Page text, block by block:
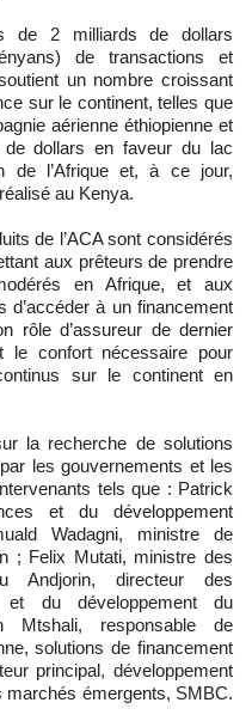
de 2 milliards de dollars
de transactions et
un nombre croissant
sur le continent, telles que
aérienne éthiopienne et
de dollars en faveur du lac
de l’Afrique et, à ce jour,
au Kenya.
de l’ACA sont considérés
aux prêteurs de prendre
en Afrique, et aux
d’accéder à un financement
rôle d’assureur de dernier
le confort nécessaire pour
sur le continent en
la recherche de solutions
les gouvernements et les
tels que : Patrick
et du développement
Wadagni, ministre de
; Felix Mutati, ministre des
Andjorin, directeur des
et du développement du
responsable de
solutions de financement
principal, développement
émergents, SMBC.